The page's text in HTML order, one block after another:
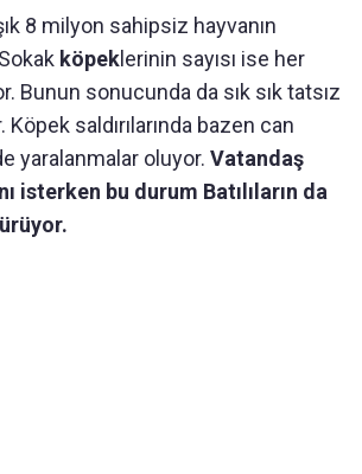
8 milyon sahipsiz hayvanın
köpeklerinin sayısı ise her
Bunun sonucunda da sık sık tatsız
Köpek saldırılarında bazen can
yaralanmalar oluyor. Vatandaş
isterken bu durum Batılıların da